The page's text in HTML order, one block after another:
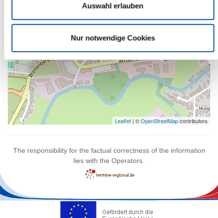
Auswahl erlauben
Nur notwendige Cookies
wandern, die Komposition genießen und Details entdecken.
Leaflet | ©OpenStreetMapcontributors
The responsibility for the factual correctness of the information
lies with the Operators.